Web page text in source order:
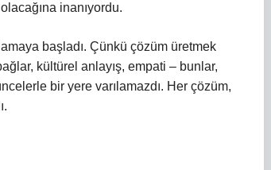
inanıyordu.
başladı. Çünkü çözüm üretmek
kültürel anlayış, empati – bunlar,
bir yere varılamazdı. Her çözüm,